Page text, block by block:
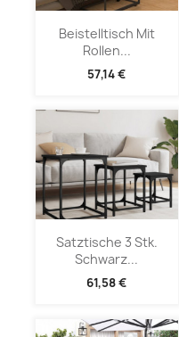
Beistelltisch Mit
Rollen...
57,14 €
Satztische 3 Stk.
Schwarz...
61,58 €